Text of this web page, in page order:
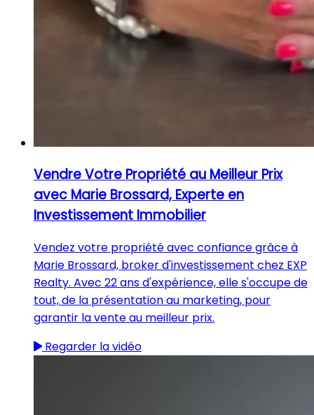
Vendre Votre Propriété au Meilleur Prix
avec Marie Brossard, Experte en
Investissement Immobilier
Vendez votre propriété avec confiance grâce à
Marie Brossard, broker d'investissement chez EXP
Realty. Avec 22 ans d'expérience, elle s'occupe de
tout, de la présentation au marketing, pour
garantir la vente au meilleur prix.
Regarder la vidéo